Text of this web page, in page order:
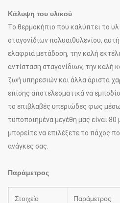
Κάλυψη του υλικού
Το θερμοκήπιο που καλύπτει το
σταγονίδιων πολυαιθυλενίου,
ελαφριά μετάδοση, την καλή
αντίσταση σταγονίδιων, την καλή
ζωή υπηρεσιών και άλλα άριστα
επίσης αποτελεσματικά να
το επιβλαβές υπεριώδες φως
τυποποιημένα μεγέθη μας είναι 80
μπορείτε να επιλέξετε το πάχος
ανάγκες σας.
Παράμετρος
Στοιχείο Παράμετρος